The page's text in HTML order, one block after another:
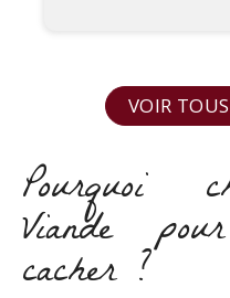
VOIR
Pourquoi
Viande
cacher ?